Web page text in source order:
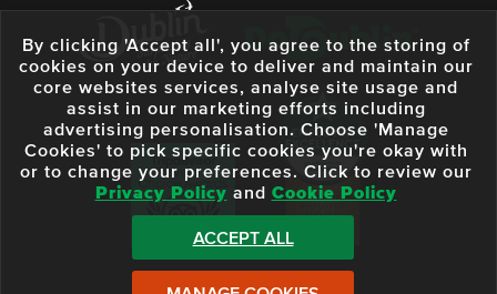
By clicking 'Accept all', you agree to the storing of
cookies on your device to deliver and maintain our
core websites services, analyse site usage and
assist in our marketing efforts including
advertising personalisation. Choose 'Manage
Cookies' to pick specific cookies you're okay with
or to change your preferences. Click to review our
Privacy Policy and Cookie Policy
ACCEPT ALL